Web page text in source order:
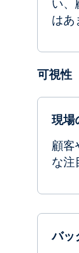
い、
はあ
可視性
現場
顧客
な注
バッ